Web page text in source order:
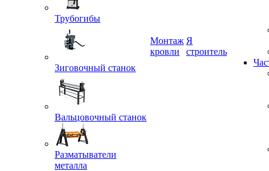
Трубогибы
Зиговочный станок
Вальцовочный станок
Разматыватели
металла
Монтаж
Я